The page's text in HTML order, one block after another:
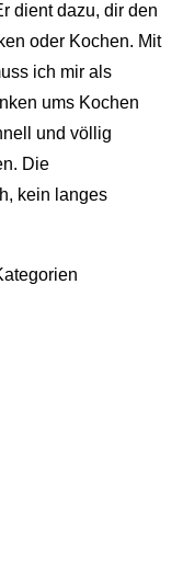
dient dazu, dir den
oder Kochen. Mit
ich mir als
ums Kochen
und völlig
Die
kein langes